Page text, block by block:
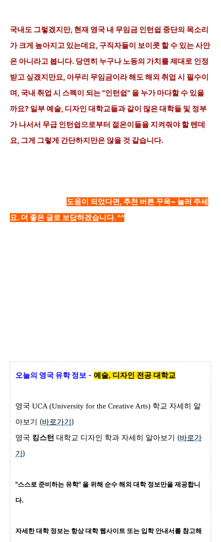
국내도 그렇겠지만, 현재 영국 내 무임금 인턴쉽 중단의 목소리
가 크게 높아지고 있는데요, 구직자들이 보이콧 할 수 있는 사안
은 아니라고 봅니다. 당연히 누구나 노동의 가치를 제대로 인정
받고 싶겠지만요, 아무리 무임금이라 해도 해외 취업 시 필수이
며, 국내 취업 시 스펙이 되는 "인턴쉽" 을 누가 마다할 수 있을
까요? 일부 예술, 디자인 대학교들과 같이 많은 대학들 및 정부
가 나서서 무급 인턴쉽으로부터 젊은이들을 지켜줘야 할 텐데
요, 그게 그렇게 간단하지만은 않을 것 같습니다.
도움이 되었다면, 추천 버튼 꾸욱~ 눌러 주세
요. 더 좋은 글로 보답하겠습니다. ^^
오늘의 영국 유학 정보 - 예술, 디자인 전공 대학교
영국 UCA (University for the Creative Arts) 학교 자세히 알
아보기 (바로가기)
영국 킹스턴 대학교 디자인 학과 자세히 알아보기 (바로가
기)
"스스로 준비하는 유학" 을 위해 순수 해외 대학 정보만을 제공합니
다.
자세한 대학 정보는 항상 대학 웹사이트 또는 입학 안내서를 참고해